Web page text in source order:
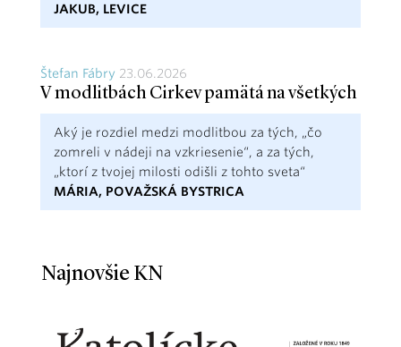
JAKUB, LEVICE
Štefan Fábry 23.06.2026
V modlitbách Cirkev pamätá na všetkých
Aký je rozdiel medzi modlitbou za tých, „čo
zomreli v nádeji na vzkriesenie“, a za tých,
„ktorí z tvojej milosti odišli z tohto sveta“
MÁRIA, POVAŽSKÁ BYSTRICA
Najnovšie KN